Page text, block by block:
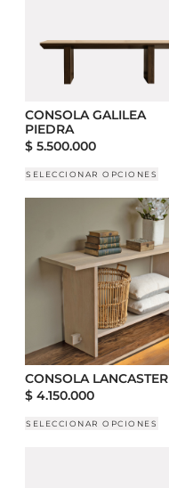
CONSOLA GALILEA
PIEDRA
$ 5.500.000
SELECCIONAR OPCIONES
CONSOLA LANCASTER
$ 4.150.000
SELECCIONAR OPCIONES